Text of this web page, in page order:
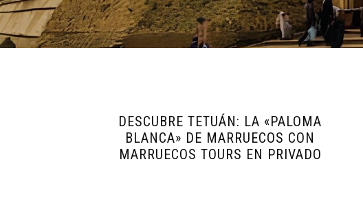
DESCUBRE TETUÁN: LA «PALOMA
BLANCA» DE MARRUECOS CON
MARRUECOS TOURS EN PRIVADO